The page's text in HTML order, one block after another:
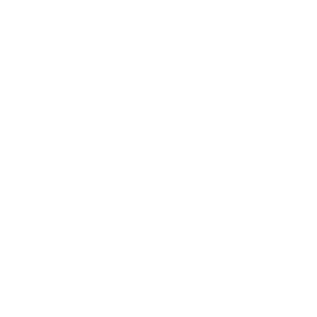
małżeństwem fizjoterapeutów, kochającym swój zawód,